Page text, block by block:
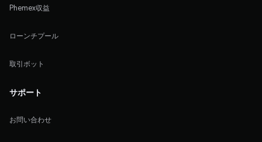
Phemex収益
ローンチプール
取引ボット
サポート
お問い合わせ